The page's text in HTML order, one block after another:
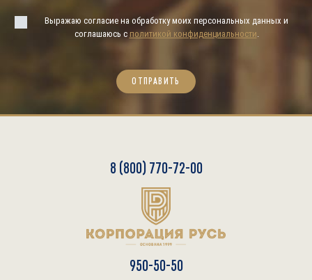
Выражаю согласие на обработку моих персональных данных и
соглашаюсь с политикой конфиденциальности
ОТПРАВИТЬ
8 (800) 770-72-00
950-50-50